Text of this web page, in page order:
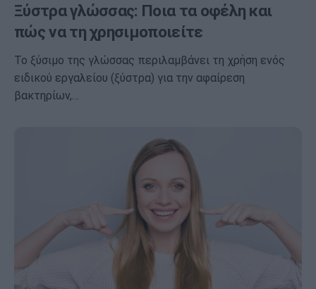
Ξύστρα γλώσσας: Ποια τα οφέλη και
πώς να τη χρησιμοποιείτε
Το ξύσιμο της γλώσσας περιλαμβάνει τη χρήση ενός
ειδικού εργαλείου (ξύστρα) για την αφαίρεση
βακτηρίων,…